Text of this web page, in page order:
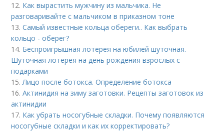
12. Как вырастить мужчину из мальчика. Не
разговаривайте с мальчиком в приказном тоне
13.Самый известные кольца обереги.. Как выбрать
кольцо - оберег?
14. Беспроигрышная лотерея на юбилей шуточная.
Шуточная лотерея на день рождения взрослых с
подарками
15.Лицо после ботокса. Определение ботокса
16.Актинидия на зиму заготовки. Рецепты заготовок из
актинидии
17. Как убрать носогубные складки. Почему появляются
носогубные складки и как их корректировать?